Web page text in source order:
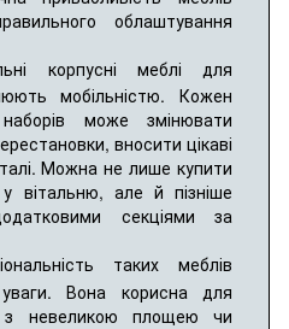
облаштування
корпусні меблі для
мобільністю. Кожен
може змінювати
вносити цікаві
Можна не лише купити
вітальню, але й пізніше
секціями за
таких меблів
Вона корисна для
з невеликою площею чи